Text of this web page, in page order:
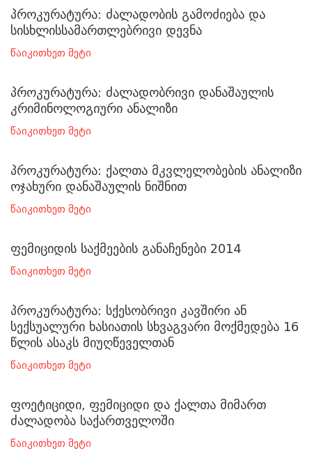
პროკურატურა: ძალადობის გამოძიება და
სისხლისსამართლებრივი დევნა
წაიკითხეთ მეტი
პროკურატურა: ძალადობრივი დანაშაულის
კრიმინოლოგიური ანალიზი
წაიკითხეთ მეტი
პროკურატურა: ქალთა მკვლელობების ანალიზი
ოჯახური დანაშაულის ნიშნით
წაიკითხეთ მეტი
ფემიციდის საქმეების განაჩენები 2014
წაიკითხეთ მეტი
პროკურატურა: სქესობრივი კავშირი ან
სექსუალური ხასიათის სხვაგვარი მოქმედება 16
წლის ასაკს მიუღწეველთან
წაიკითხეთ მეტი
ფოეტიციდი, ფემიციდი და ქალთა მიმართ
ძალადობა საქართველოში
წაიკითხეთ მეტი